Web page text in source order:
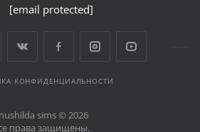
[email protected]
КОНФИДЕНЦИАЛЬНОСТИ
sims © 2026
права защищены.